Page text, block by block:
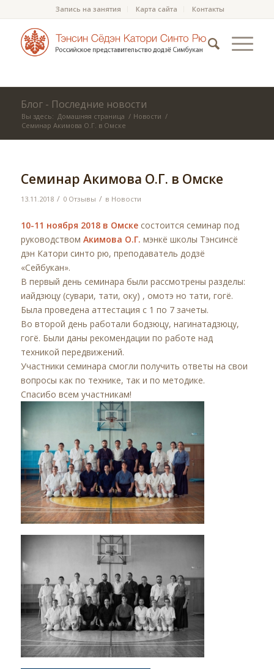
Запись на занятия Карта сайта Контакты
Блог - Последние новости
Вы здесь: Домашняя страница / Новости /
Семинар Акимова О.Г. в Омске
Семинар Акимова О.Г. в Омске
13.11.2018 / 0 Отзывы / в Новости
10-11 ноября 2018 в Омскесостоится семинар под
руководством Акимова О.Г. мэнкё школы Тэнсинсё
дэн Катори синто рю, преподаватель додзё
«Сейбукан».
В первый день семинара были рассмотрены разделы:
иайдзюцу (сувари, тати, оку) , омотэ но тати, гогё.
Была проведена аттестация с 1 по 7 зачеты.
Во второй день работали бодзюцу, нагинатадзюцу,
гогё. Были даны рекомендации по работе над
техникой передвижений.
Участники семинара смогли получить ответы на свои
вопросы как по технике, так и по методике.
Спасибо всем участникам!